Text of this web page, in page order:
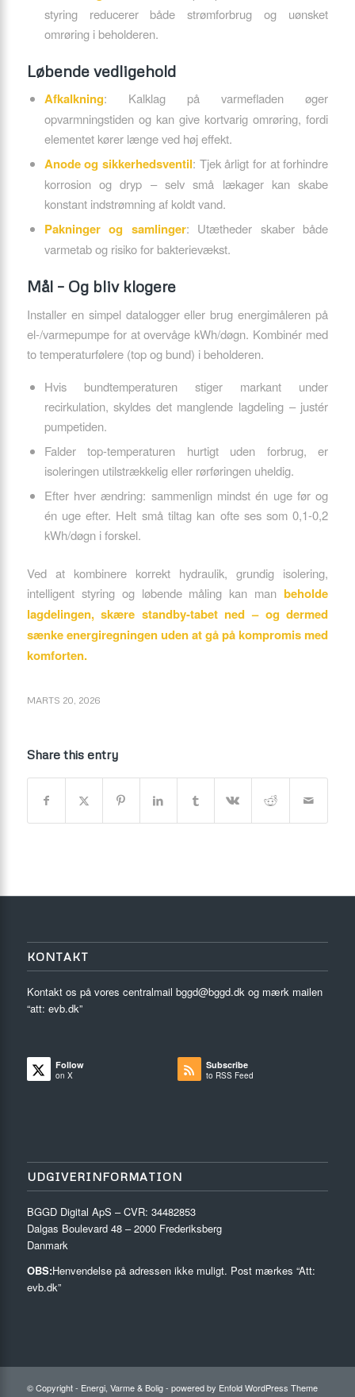
styring reducerer både strømforbrug og uønsket
omrøring i beholderen.
Løbende vedligehold
Afkalkning: Kalklag på varmefladen øger
opvarmningstiden og kan give kortvarig omrøring, fordi
elementet kører længe ved høj effekt.
Anode og sikkerhedsventil: Tjek årligt for at forhindre
korrosion og dryp – selv små lækager kan skabe
konstant indstrømning af koldt vand.
Pakninger og samlinger: Utætheder skaber både
varmetab og risiko for bakterievækst.
Mål – Og bliv klogere
Installer en simpel datalogger eller brug energimåleren på
el-/varmepumpe for at overvåge kWh/døgn. Kombinér med
to temperaturfølere (top og bund) i beholderen.
Hvis bundtemperaturen stiger markant under
recirkulation, skyldes det manglende lagdeling – justér
pumpetiden.
Falder top-temperaturen hurtigt uden forbrug, er
isoleringen utilstrækkelig eller rørføringen uheldig.
Efter hver ændring: sammenlign mindst én uge før og
én uge efter. Helt små tiltag kan ofte ses som 0,1-0,2
kWh/døgn i forskel.
Ved at kombinere korrekt hydraulik, grundig isolering,
intelligent styring og løbende måling kan manbeholde
lagdelingen, skære standby-tabet ned – og dermed
sænke energiregningen uden at gå på kompromis med
komforten.
MARTS 20, 2026
Share this entry
KONTAKT
Kontakt os på vores centralmail bggd@bggd.dkog mærk mailen
“att: evb.dk”
Follow
on X
Subscribe
to RSS Feed
UDGIVERINFORMATION
BGGD Digital ApS – CVR: 34482853
Dalgas Boulevard 48 – 2000 Frederiksberg
Danmark
OBS:Henvendelse på adressen ikke muligt. Post mærkes “Att:
evb.dk”
© Copyright - Energi, Varme & Bolig - powered by Enfold WordPress Theme